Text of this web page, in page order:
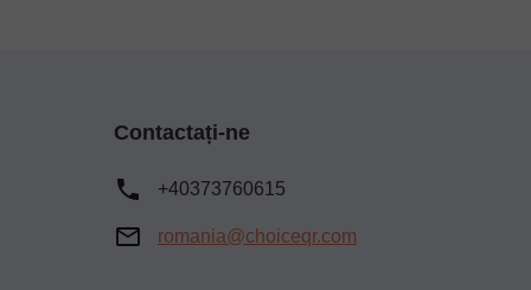
Contactați-ne
+40373760615
romania@choiceqr.com